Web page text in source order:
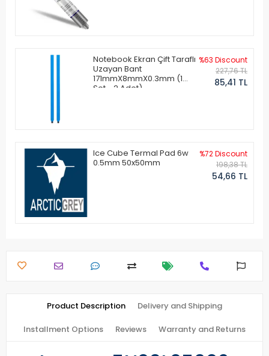
Notebook Ekran Çift Taraflı
Uzayan Bant
171mmX8mmX0.3mm (1
Set - 2 Adet)
%63 Discount
227,76 TL
85,41 TL
Ice Cube Termal Pad 6w
0.5mm 50x50mm
%72 Discount
198,38 TL
54,66 TL
Product Description Delivery and Shipping
Installment Options Reviews Warranty and Returns